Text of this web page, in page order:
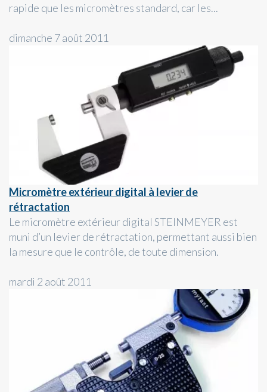
rapide que les micromètres standard, car les...
dimanche 7 août 2011
Micromètre extérieur digital à levier de
rétractation
Le micromètre extérieur digital STEINMEYER est
muni d’un levier de rétractation, permettant aussi bien
la mesure que le contrôle, de toute dimension.
mardi 2 août 2011